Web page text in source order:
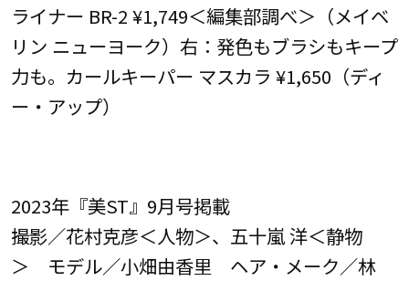
ライナー BR-2 ¥1,749＜編集部調べ＞（メイベ
リン ニューヨーク）右：発色もブラシもキープ
力も。カールキーパー マスカラ ¥1,650（ディ
ー・アップ）
2023年『美ST』9月号掲載
撮影／花村克彦＜人物＞、五十嵐 洋＜静物
＞ モデル／小畑由香里 ヘア・メーク／林